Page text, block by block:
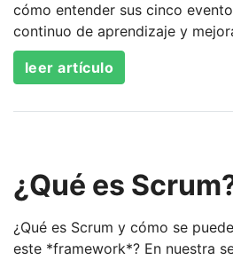
cómo entender sus cinco
continuo de aprendizaje y
leer artículo
¿Qué es
¿Qué es Scrum y cómo se
este *framework*? En nuestra